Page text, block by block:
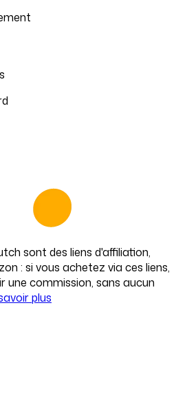
sont des liens d'affiliation,
: si vous achetez via ces liens,
une commission, sans aucun
plus